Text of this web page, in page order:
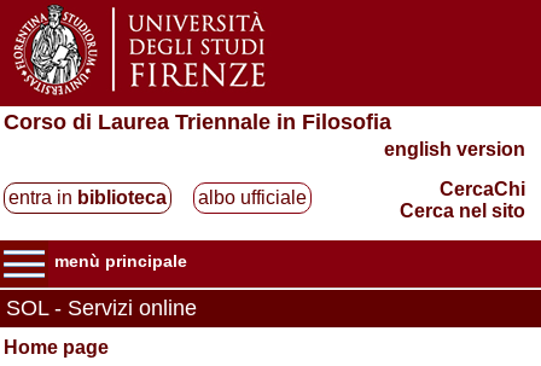
Corso di Laurea Triennale in Filosofia
english version
entra in biblioteca albo ufficiale
CercaChi
Cerca nel sito
menù principale
SOL - Servizi online
Home page